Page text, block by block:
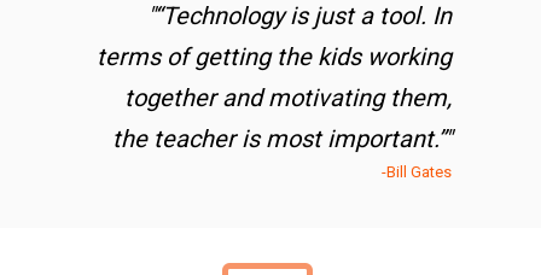
"“Technology is just a tool. In
terms of getting the kids working
together and motivating them,
the teacher is most important.”"
-Bill Gates